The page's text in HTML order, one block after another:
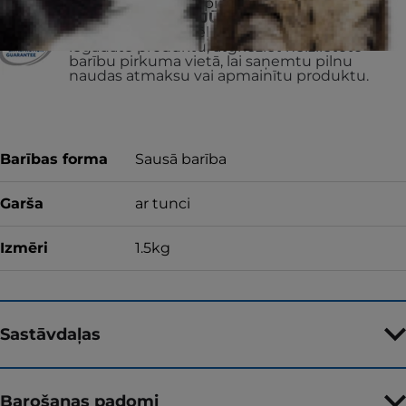
VAI ATGRIEZĪSIM JŪSU NAUDU
Ja kāda iemesla dēļ neesat apmierināts ar
iegādāto produktu, atgrieziet neizlietoto
barību pirkuma vietā, lai saņemtu pilnu
naudas atmaksu vai apmainītu produktu.
Barības forma Sausā barība
Garša ar tunci
Izmēri 1.5kg
Sastāvdaļas
Barošanas padomi